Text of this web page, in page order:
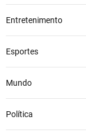
Entretenimento
Esportes
Mundo
Política